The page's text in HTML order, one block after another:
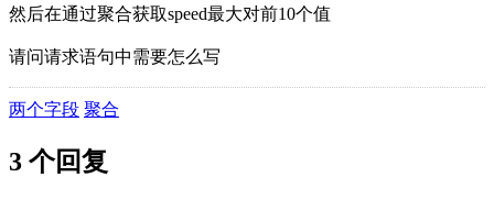
然后在通过聚合获取speed最大对前10个值
请问请求语句中需要怎么写
两个字段 聚合
3 个回复